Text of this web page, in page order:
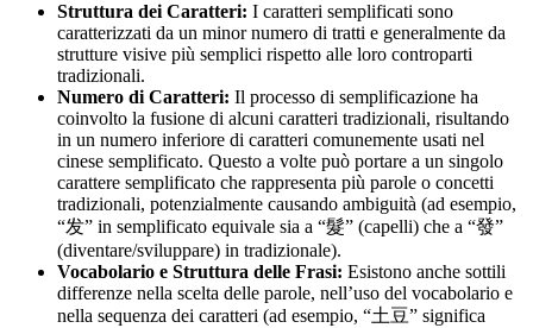
Struttura dei Caratteri: I caratteri semplificati sono
caratterizzati da un minor numero di tratti e generalmente da
strutture visive più semplici rispetto alle loro controparti
tradizionali.
Numero di Caratteri: Il processo di semplificazione ha
coinvolto la fusione di alcuni caratteri tradizionali, risultando
in un numero inferiore di caratteri comunemente usati nel
cinese semplificato. Questo a volte può portare a un singolo
carattere semplificato che rappresenta più parole o concetti
tradizionali, potenzialmente causando ambiguità (ad esempio,
“发” in semplificato equivale sia a “髮” (capelli) che a “發”
(diventare/sviluppare) in tradizionale).
Vocabolario e Struttura delle Frasi: Esistono anche sottili
differenze nella scelta delle parole, nell’uso del vocabolario e
nella sequenza dei caratteri (ad esempio, “土豆” significa